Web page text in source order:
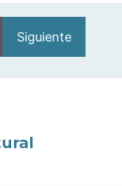
Siguiente